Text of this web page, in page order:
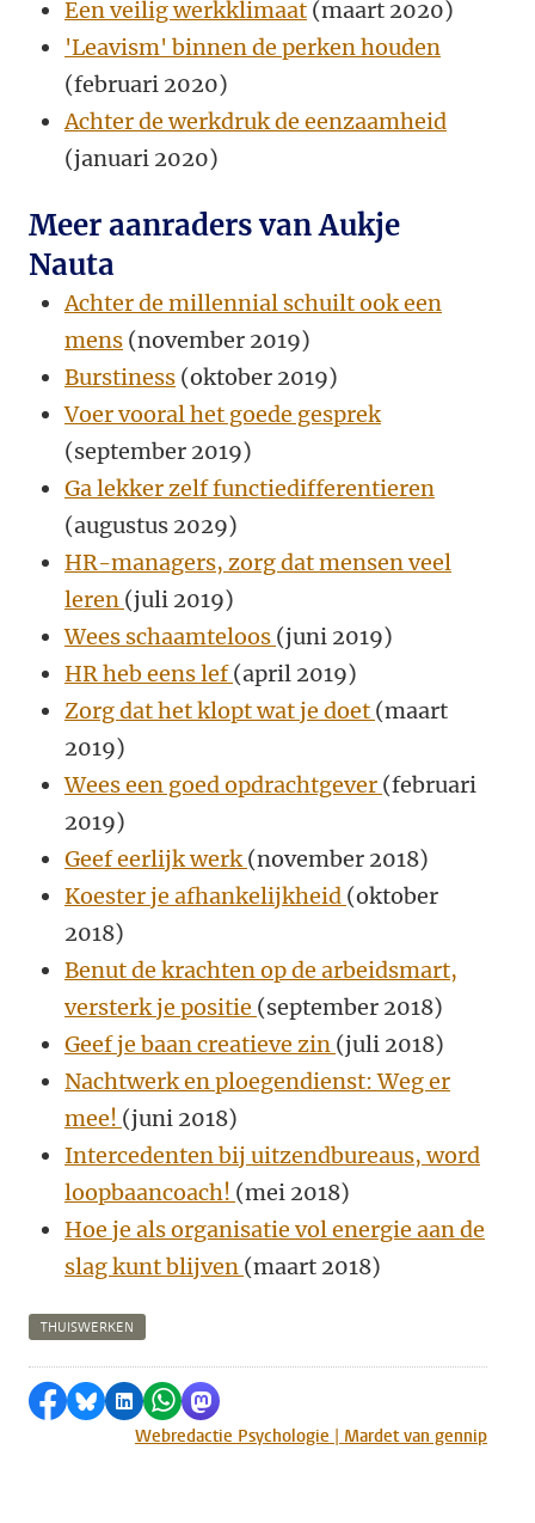
Een veilig werkklimaat (maart 2020)
'Leavism' binnen de perken houden
(februari 2020)
Achter de werkdruk de eenzaamheid
(januari 2020)
Meer aanraders van Aukje
Nauta
Achter de millennial schuilt ook een
mens (november 2019)
Burstiness (oktober 2019)
Voer vooral het goede gesprek
(september 2019)
Ga lekker zelf functiedifferentieren
(augustus 2029)
HR-managers, zorg dat mensen veel
leren (juli 2019)
Wees schaamteloos (juni 2019)
HR heb eens lef(april 2019)
Zorg dat het klopt wat je doet (maart
2019)
Wees een goed opdrachtgever (februari
2019)
Geef eerlijk werk(november 2018)
Koester je afhankelijkheid (oktober
2018)
Benut de krachten op de arbeidsmart,
versterk je positie (september 2018)
Geef je baan creatieve zin (juli 2018)
Nachtwerk en ploegendienst: Weg er
mee! (juni 2018)
Intercedenten bij uitzendbureaus, word
loopbaancoach! (mei 2018)
Hoe je als organisatie vol energie aan de
slag kunt blijven (maart 2018)
THUISWERKEN
Delen op Facebook
Delen via Bluesky
Delen op LinkedIn
Delen via WhatsApp
Delen via Mastodon
Webredactie Psychologie | Mardet van gennip